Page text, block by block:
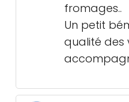
fromages..
Un petit
qualité des